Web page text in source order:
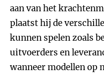
aan van het
plaatst hij de
kunnen spelen zoals
uitvoerders en
wanneer modellen op